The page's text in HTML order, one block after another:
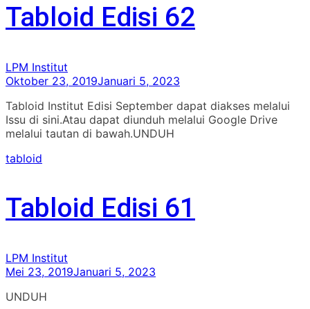
Tabloid Edisi 62
LPM Institut
Oktober 23, 2019Januari 5, 2023
Tabloid Institut Edisi September dapat diakses melalui
Issu di sini.Atau dapat diunduh melalui Google Drive
melalui tautan di bawah.UNDUH
tabloid
Tabloid Edisi 61
LPM Institut
Mei 23, 2019Januari 5, 2023
UNDUH